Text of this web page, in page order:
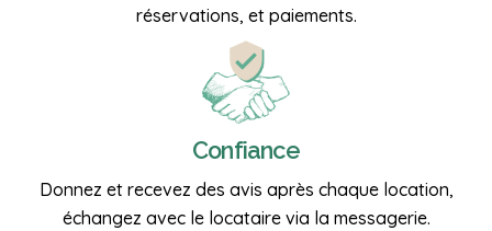
réservations, et paiements.
Confiance
Donnez et recevez des avis après chaque location,
échangez avec le locataire via la messagerie.